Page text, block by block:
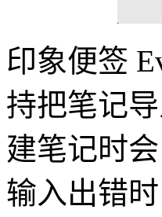
印象便签
持把笔记
建笔记时
输入出错